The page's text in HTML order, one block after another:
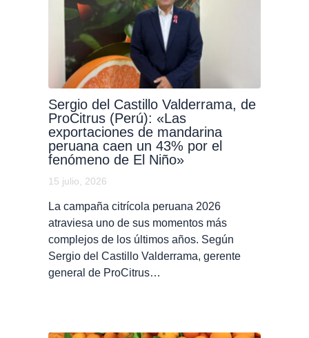
Sergio del Castillo Valderrama, de
ProCitrus (Perú): «Las
exportaciones de mandarina
peruana caen un 43% por el
fenómeno de El Niño»
15 julio, 2026
La campaña citrícola peruana 2026
atraviesa uno de sus momentos más
complejos de los últimos años. Según
Sergio del Castillo Valderrama, gerente
general de ProCitrus…